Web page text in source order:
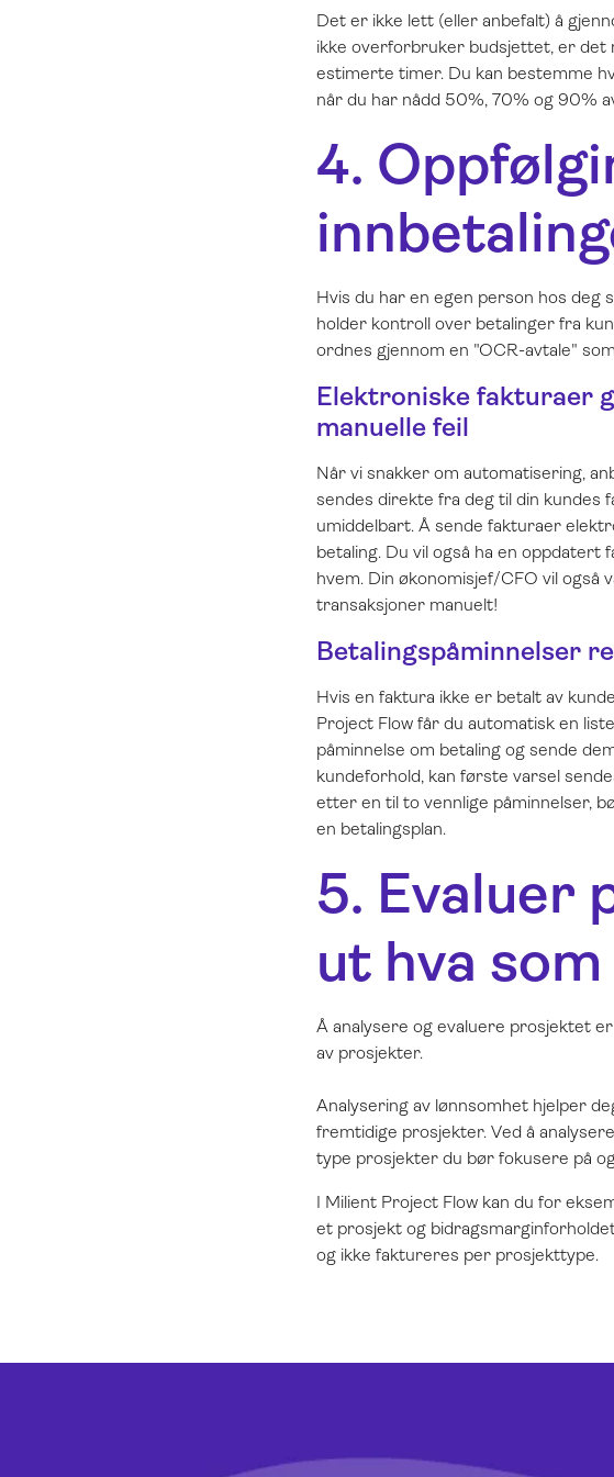
Det er ikke lett (eller anbefalt) å
ikke overforbruker budsjettet, er
estimerte timer. Du kan bestemme
når du har nådd 50%, 70% og 90%
4.
Hvis du har en egen person hos deg
holder kontroll over betalinger fra
ordnes gjennom en "OCR-avtale"
Elektroniske fakturaer
manuelle feil
Når vi snakker om automatisering,
sendes direkte fra deg til din
umiddelbart. Å sende fakturaer
betaling. Du vil også ha en
hvem. Din økonomisjef/CFO vil
transaksjoner manuelt!
Betalingspåminnelser
Hvis en faktura ikke er betalt av
Project Flow får du automatisk en
påminnelse om betaling og sende
kundeforhold, kan første varsel
etter en til to vennlige påminnelser,
en betalingsplan.
5. Evaluer
ut hva
Å analysere og evaluere prosjektet
av prosjekter.
Analysering av lønnsomhet hjelper
fremtidige prosjekter. Ved å
type prosjekter du bør fokusere på
I Milient Project Flow kan du for
et prosjekt og
og ikke faktureres per prosjekttype.